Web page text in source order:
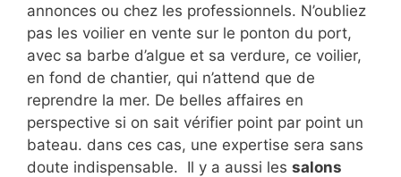
annonces ou chez les professionnels. N’oubliez
pas les voilier en vente sur le ponton du port,
avec sa barbe d’algue et sa verdure, ce voilier,
en fond de chantier, qui n’attend que de
reprendre la mer. De belles affaires en
perspective si on sait vérifier point par point un
bateau. dans ces cas, une expertise sera sans
doute indispensable. Il y a aussi les salons